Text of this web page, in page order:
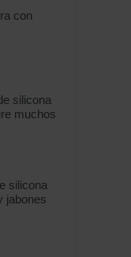
con
silicona
muchos
silicona
jabones